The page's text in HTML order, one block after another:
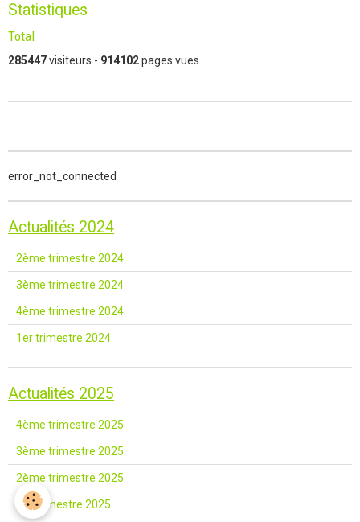
Statistiques
Total
285447visiteurs - 914102pages vues
error_not_connected
Actualités 2024
2ème trimestre 2024
3ème trimestre 2024
4ème trimestre 2024
1er trimestre 2024
Actualités 2025
4ème trimestre 2025
3ème trimestre 2025
2ème trimestre 2025
1er trimestre 2025